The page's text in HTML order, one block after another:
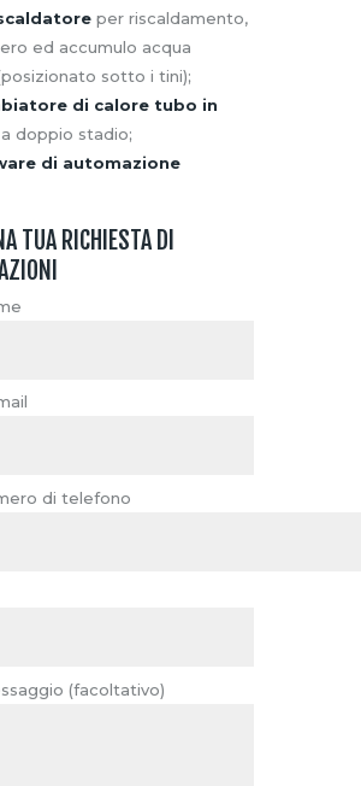
per riscaldamento,
ed accumulo acqua
sotto i tini);
di calore tubo in
a doppio stadio;
di automazione
TUA RICHIESTA DI
di telefono
(facoltativo)